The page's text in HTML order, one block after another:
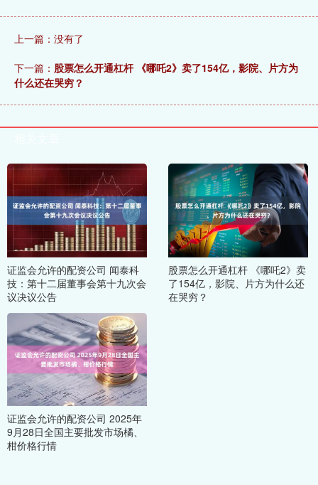
上一篇：没有了
下一篇： 股票怎么开通杠杆 《哪吒2》卖了154亿，影院、片方为
什么还在哭穷？
证监会允许的配资公司 闻泰科
技：第十二届董事会第十九次会
议决议公告
股票怎么开通杠杆 《哪吒2》卖
了154亿，影院、片方为什么还
在哭穷？
证监会允许的配资公司 2025年
9月28日全国主要批发市场橘、
柑价格行情